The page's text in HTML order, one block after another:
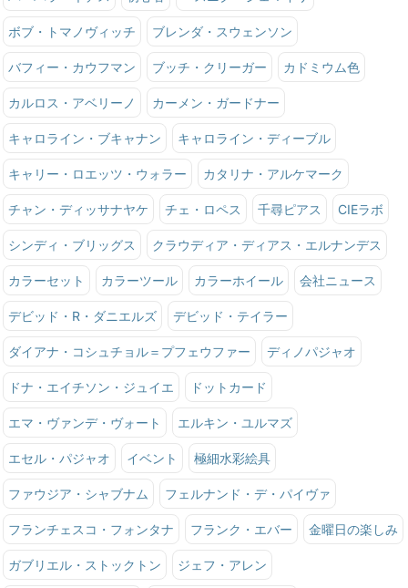
ボブ・トマノヴィッチ ブレンダ・スウェンソン
バフィー・カウフマン ブッチ・クリーガー カドミウム色
カルロス・アベリーノ カーメン・ガードナー
キャロライン・ブキャナン キャロライン・ディーブル
キャリー・ロエッツ・ウォラー カタリナ・アルケマーク
チャン・ディッサナヤケ チェ・ロペス 千尋ピアス CIEラボ
シンディ・ブリッグス クラウディア・ディアス・エルナンデス
カラーセット カラーツール カラーホイール 会社ニュース
デビッド・R・ダニエルズ デビッド・テイラー
ダイアナ・コシュチョル＝プフェウファー ディノパジャオ
ドナ・エイチソン・ジュイエ ドットカード
エマ・ヴァンデ・ヴォート エルキン・ユルマズ
エセル・パジャオ イベント 極細水彩絵具
ファウジア・シャブナム フェルナンド・デ・パイヴァ
フランチェスコ・フォンタナ フランク・エバー 金曜日の楽しみ
ガブリエル・ストックトン ジェフ・アレン